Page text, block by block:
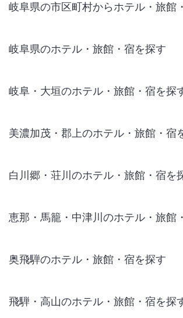
岐阜県の市区町村からホテル・旅館
岐阜県のホテル・旅館・宿を探す
岐阜・大垣のホテル・旅館・宿を探
美濃加茂・郡上のホテル・旅館・宿
白川郷・荘川のホテル・旅館・宿を
恵那・馬籠・中津川のホテル・旅館
奥飛騨のホテル・旅館・宿を探す
飛騨・高山のホテル・旅館・宿を探